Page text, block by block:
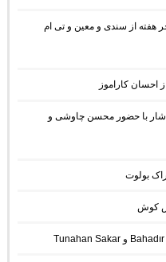
هفته از سندی و معین و تی ام
احسان کاراموز
زلزله 5 از دی جی یاشار با حضور محسن چاوشی و